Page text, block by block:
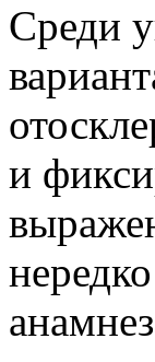
Среди
и